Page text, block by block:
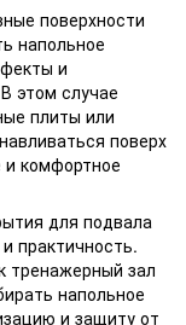
поверхности
напольное
и
этом случае
плиты или
поверх
и комфортное
для подвала
практичность.
тренажерный зал
напольное
и защиту от